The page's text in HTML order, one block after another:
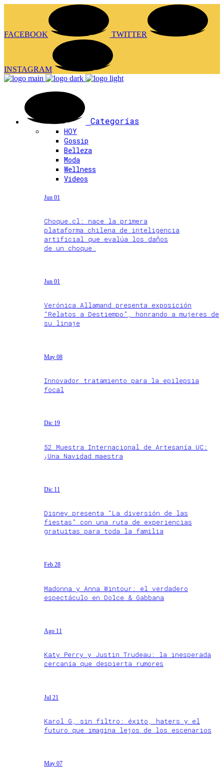
FACEBOOK TWITTER
INSTAGRAM
Categorías
HOY
Gossip
Belleza
Moda
Wellness
Videos
Jun 01
Choque.cl: nace la primera
plataforma chilena de inteligencia
artificial que evalúa los daños
de un choque
Jun 01
Verónica Allamand presenta exposición
“Relatos a Destiempo”, honrando a mujeres de
su linaje
May 08
Innovador tratamiento para la epilepsia
focal
Dic 19
52 Muestra Internacional de Artesanía UC:
¡Una Navidad maestra
Dic 11
Disney presenta “La diversión de las
fiestas” con una ruta de experiencias
gratuitas para toda la familia
Feb 28
Madonna y Anna Wintour: el verdadero
espectáculo en Dolce & Gabbana
Ago 11
Katy Perry y Justin Trudeau: la inesperada
cercanía que despierta rumores
Jul 21
Karol G, sin filtro: éxito, haters y el
futuro que imagina lejos de los escenarios
May 07